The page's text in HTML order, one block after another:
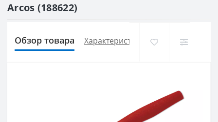
Arcos (188622)
Обзор товара Характеристики Доставка и